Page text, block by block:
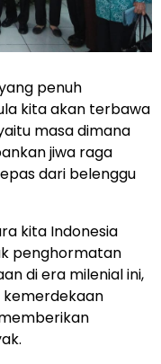
penuh
kita akan terbawa
masa dimana
jiwa raga
dari belenggu
kita Indonesia
penghormatan
di era milenial ini,